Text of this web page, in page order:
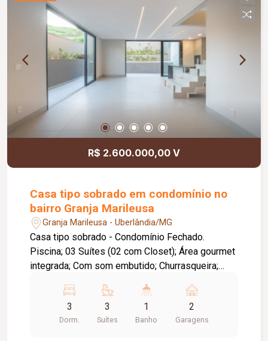
R$ 2.600.000,00 V
Casa tipo sobrado em condomínio no
bairro Granja Marileusa
Granja Marileusa - Uberlândia/MG
Casa tipo sobrado - Condomínio Fechado.
Piscina; 03 Suítes (02 com Closet); Área gourmet
integrada; Com som embutido; Churrasqueira;
Portas todas em ACM; Paisagismo pronto;
Fotovoltaica (projeto em andamento).
3
Dorm.
3
Suítes
1
Banho
2
Garagens